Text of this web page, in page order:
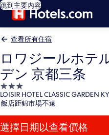
跳到主要內容
查看所有住宿
ロワジールホテ
デン 京都三条
3.0
星
級
住
宿
LOISIR HOTEL CLASSIC GARDEN
飯店距錦市場不遠
選擇日期以查看價格